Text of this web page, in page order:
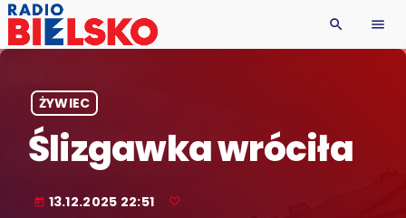
search menu
ŻYWIEC
Ślizgawka wróciła
today 13.12.2025 22:51